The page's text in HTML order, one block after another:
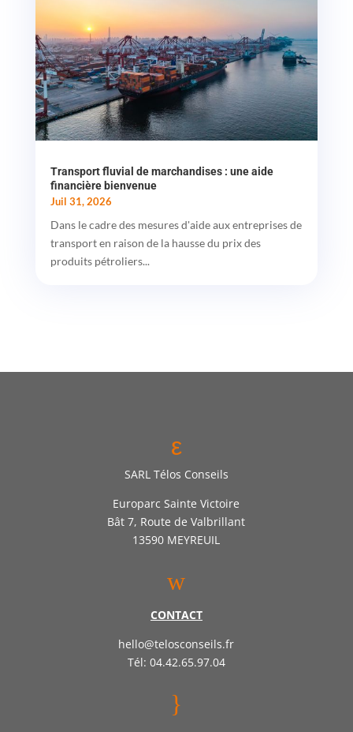
Transport fluvial de marchandises : une aide
financière bienvenue
Juil 31, 2026
Dans le cadre des mesures d'aide aux entreprises de
transport en raison de la hausse du prix des
produits pétroliers...
ε
SARL Télos Conseils
Europarc Sainte Victoire
Bât 7, Route de Valbrillant
13590 MEYREUIL
w
CONTACT
hello@telosconseils.fr
Tél: 04.42.65.97.04
}